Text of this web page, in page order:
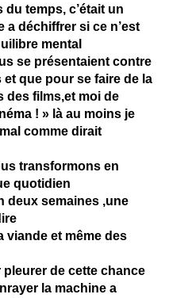
temps, c’était un
a déchiffrer si ce n’est
mental
se présentaient contre
que pour se faire de la
des films,et moi de
! » là au moins je
comme dirait
transformons en
quotidien
deux semaines ,une
viande et même des
pleurer de cette chance
la machine a